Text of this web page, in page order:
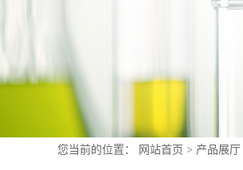
您当前的位置： 网站首页 > 产品展厅